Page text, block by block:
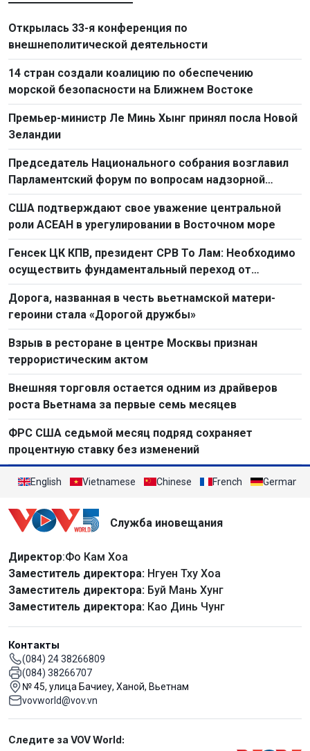
Открылась 33-я конференция по
внешнеполитической деятельности
14 стран создали коалицию по обеспечению
морской безопасности на Ближнем Востоке
Премьер-министр Ле Минь Хынг принял посла Новой
Зеландии
Председатель Национального собрания возглавил
Парламентский форум по вопросам надзорной
деятельности 2026 г.
США подтверждают свое уважение центральной
роли АСЕАН в урегулировании в Восточном море
Генсек ЦК КПВ, президент СРВ То Лам: Необходимо
осуществить фундаментальный переход от
простого труда к созидательному труду
Дорога, названная в честь вьетнамской матери-
героини стала «Дорогой дружбы»
Взрыв в ресторане в центре Москвы признан
террористическим актом
Внешняя торговля остается одним из драйверов
роста Вьетнама за первые семь месяцев
ФРС США седьмой месяц подряд сохраняет
процентную ставку без изменений
English Vietnamese Chinese French German
Служба иновещания
Директор:Фо Кам Хоа
Заместитель директора: Нгуен Тху Хоа
Заместитель директора: Буй Мань Хунг
Заместитель директора: Као Динь Чунг
Контакты
(084) 24 38266809
(084) 38266707
№ 45, улица Бачиеу, Ханой, Вьетнам
vovworld@vov.vn
Mạng xã hội
Следите за VOV World: